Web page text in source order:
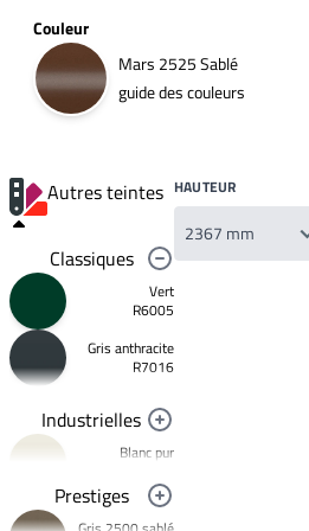
Couleur
Mars 2525 Sablé
guide des couleurs
Autres teintes
Classiques
Vert
R6005
Gris anthracite
R7016
Industrielles
Blanc pur
Noir foncé
Prestiges
HAUTEUR
Votre
liste
souhaits
Un
produit
Créer